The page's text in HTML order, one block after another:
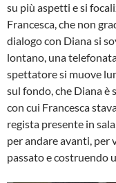
su più aspetti e si
Francesca, che non
dialogo con Diana si
lontano, una
spettatore si muove
sul fondo, che Diana è
con cui Francesca
regista presente in
per andare avanti, per
passato e costruendo